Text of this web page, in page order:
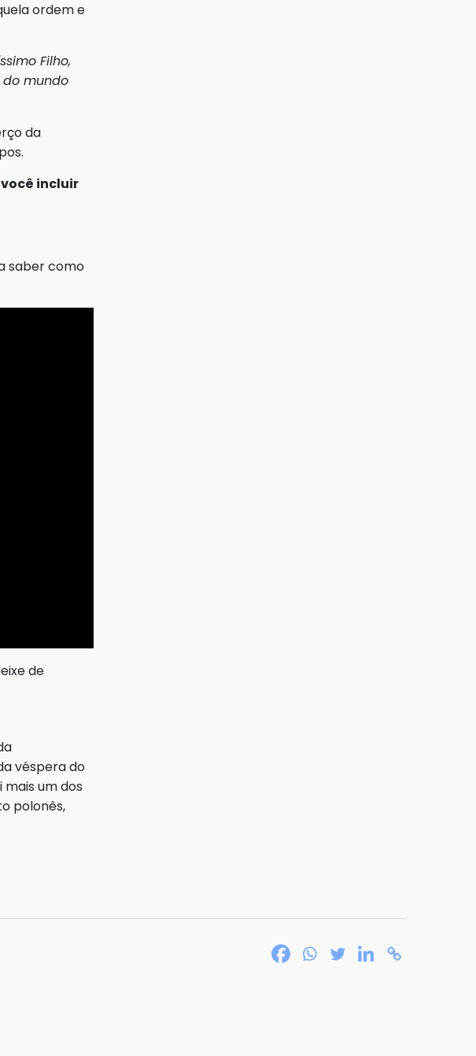
ordem e
Filho,
do mundo
da
incluir
saber como
de
véspera do
um dos
polonês,